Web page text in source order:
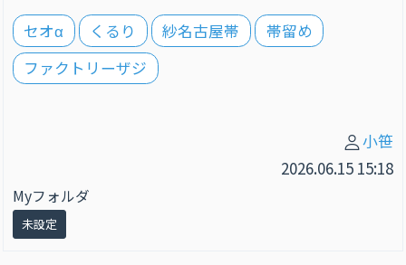
セオα くるり 紗名古屋帯
帯留め
ファクトリーザジ
小笹
2026.06.15 15:18
Myフォルダ
未設定